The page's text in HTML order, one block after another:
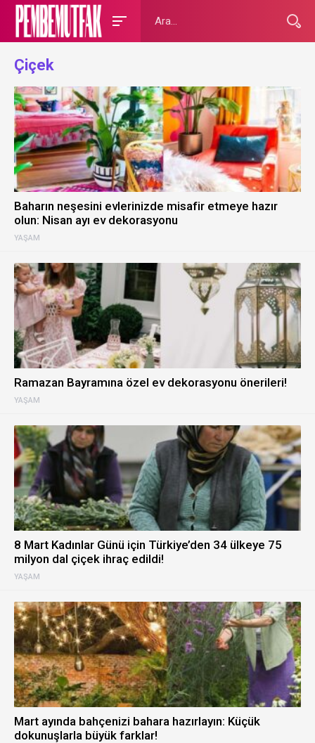
Çiçek
YAŞAM
Baharın neşesini evlerinizde misafir etmeye hazır
olun: Nisan ayı ev dekorasyonu
YAŞAM
Ramazan Bayramına özel ev dekorasyonu önerileri!
YAŞAM
8 Mart Kadınlar Günü için Türkiye’den 34 ülkeye 75
milyon dal çiçek ihraç edildi!
Mart ayında bahçenizi bahara hazırlayın: Küçük
dokunuşlarla büyük farklar!